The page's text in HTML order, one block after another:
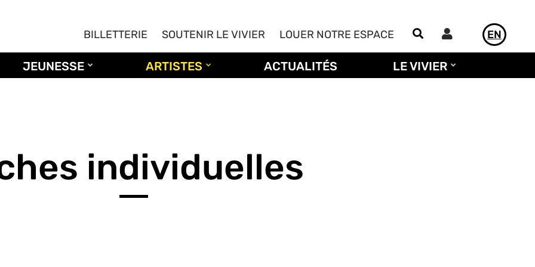
BILLETTERIE SOUTENIR LE VIVIER LOUER NOTRE ESPACE UtilisateurEN
JEUNESSE ARTISTES ACTUALITÉS LE VIVIER
individuelles